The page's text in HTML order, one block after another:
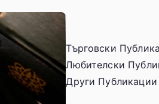
Law-
Търговско,
Търговски
Любителски
Други Публикации